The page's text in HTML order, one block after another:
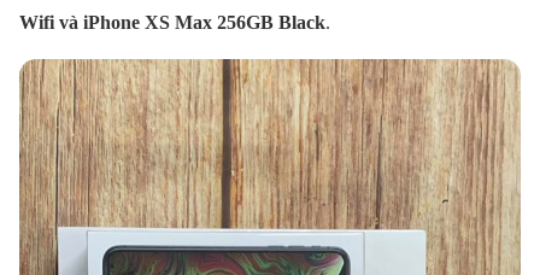
Wifi và iPhone XS Max 256GB Black.